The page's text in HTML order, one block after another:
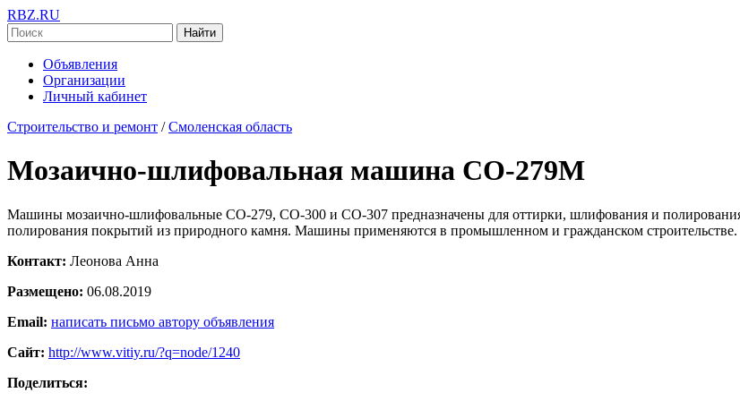
RBZ.RU
Найти
Объявления
Организации
Личный кабинет
Строительство и ремонт / Смоленская область
Мозаично-шлифовальная машина CO-279M
Машины мозаично-шлифовальные СО-279, СО-300 и СО-307 предназначены для оттирки, шлифования и
полирования покрытий из природного камня. Машины применяются в промышленном и гражданском строительстве.
Контакт: Леонова Анна
Размещено: 06.08.2019
Email: написать письмо автору объявления
Сайт: http://www.vitiy.ru/?q=node/1240
Поделиться: